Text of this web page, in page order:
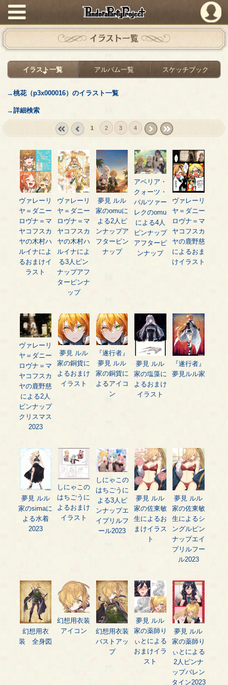
PandoraPartyProject
イラスト一覧
イラスト一覧 アルバム一覧 スケッチブック
→桃花（p3x000016）のイラスト一覧
→詳細検索
prev
1 2 3 4
ヴァレーリ
ヤ＝ダニー
ロヴナ＝マ
ヤコフスカ
ヤの木村ハ
ルイナによ
るおまけイ
ラスト
ヴァレーリ
ヤ＝ダニー
ロヴナ＝マ
ヤコフスカ
ヤの木村ハ
ルイナによ
る3人ピン
ナップアフ
ターピンナ
ップ
夢見 ルル
家のomuに
よる2人ピ
ンナップア
フターピン
ナップ
アベリア・
クォーツ・
バルツァー
レクのomu
による4人
ピンナップ
アフターピ
ンナップ
ヴァレーリ
ヤ＝ダニー
ロヴナ＝マ
ヤコフスカ
ヤの鹿野慈
によるおま
けイラスト
ヴァレーリ
ヤ＝ダニー
ロヴナ＝マ
ヤコフスカ
ヤの鹿野慈
による2人
ピンナップ
クリスマス
2023
夢見 ルル
家の銅貨に
よるおまけ
イラスト
『遂行者』
夢見 ルル
家の銅貨に
よるアイコ
ン
夢見 ルル
家の塩藻に
よるおまけ
イラスト
『遂行者』
夢見ルル家
夢見 ルル
家のsimaに
よる水着
2023
しにゃこの
はちごうに
よるおまけ
イラスト
しにゃこの
はちごうに
よる3人ピ
ンナップエ
イプリルフ
ール2023
夢見 ルル
家の佐東敏
生によるお
まけイラス
ト
夢見 ルル
家の佐東敏
生によるシ
ングルピン
ナップエイ
プリルフー
ル2023
幻想用衣
装 全身図
幻想用衣装
アイコン
幻想用衣装
バストアッ
プ
夢見 ルル
家の薬師り
ぃとによる
おまけイラ
スト
夢見 ルル
家の薬師り
ぃとによる
2人ピンナ
ップバレン
タイン2023